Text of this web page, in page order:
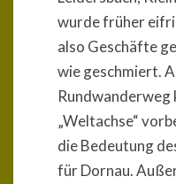
wurde früher
also Geschäfte
wie geschmiert.
Rundwanderweg
„Weltachse“
die Bedeutung
für Dornau.